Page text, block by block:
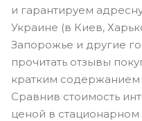
и гарантируем
Украине (в Киев,
Запорожье и другие
прочитать отзывы
кратким содержанием
Сравнив стоимость
ценой в стационарном